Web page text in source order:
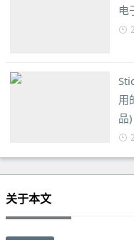
电
用
品)
关于本文